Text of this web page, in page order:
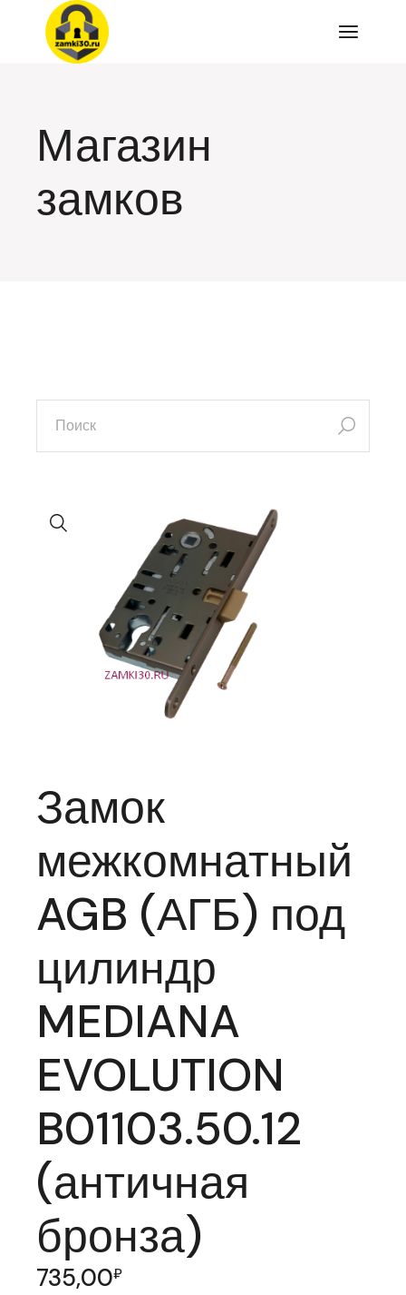
Перейти
содержимому
Магазин
замков
искать:
Замок
межкомнатный
AGB (АГБ) под
цилиндр
MEDIANA
EVOLUTION
B01103.50.12
(античная
бронза)
735,00₽